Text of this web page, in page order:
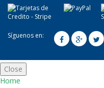
Síguenos en:
Close
Home